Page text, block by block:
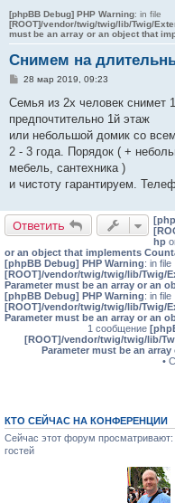
[phpBB Debug] PHP Warning: in file
[ROOT]/vendor/twig/twig/lib/Twig/
must be an array or an object that
Снимем на
С
о
щ
е
и
е
28 мар 2019, 09:23
Семья из 2х человек снимет
предпочтительно 1й этаж
или небольшой домик со
2 - 3 года. Порядок ( +
мебель, сантехника )
и чистоту гарантируем.
Ответить
hp
or an object that implements
[phpBB Debug] PHP Warning: in file
[ROOT]/vendor/twig/twig/lib/Twig/
Parameter must be an array or an
[phpBB Debug] PHP Warning: in file
[ROOT]/vendor/twig/twig/lib/Twig/
Parameter must be an array or an
1 сообщение
[ROOT]/vendor/twig/twig/lib/
Parameter must be an
•
КТО СЕЙЧАС НА КОНФЕРЕНЦИИ
Сейчас этот форум просматривают:
гостей